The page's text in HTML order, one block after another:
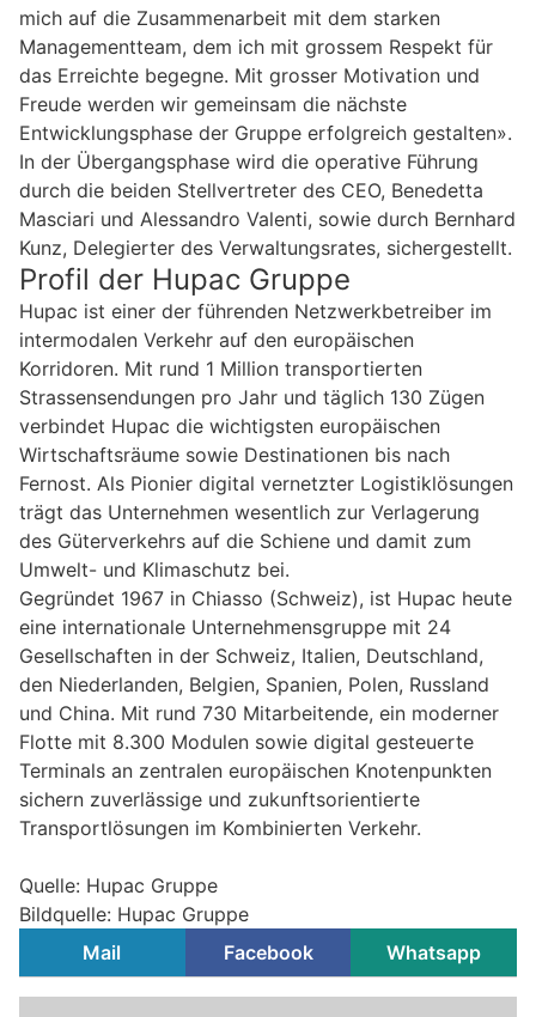
mich auf die Zusammenarbeit mit dem starken
Managementteam, dem ich mit grossem Respekt für
das Erreichte begegne. Mit grosser Motivation und
Freude werden wir gemeinsam die nächste
Entwicklungsphase der Gruppe erfolgreich gestalten».
In der Übergangsphase wird die operative Führung
durch die beiden Stellvertreter des CEO, Benedetta
Masciari und Alessandro Valenti, sowie durch Bernhard
Kunz, Delegierter des Verwaltungsrates, sichergestellt.
Profil der Hupac Gruppe
Hupac ist einer der führenden Netzwerkbetreiber im
intermodalen Verkehr auf den europäischen
Korridoren. Mit rund 1 Million transportierten
Strassensendungen pro Jahr und täglich 130 Zügen
verbindet Hupac die wichtigsten europäischen
Wirtschaftsräume sowie Destinationen bis nach
Fernost. Als Pionier digital vernetzter Logistiklösungen
trägt das Unternehmen wesentlich zur Verlagerung
des Güterverkehrs auf die Schiene und damit zum
Umwelt- und Klimaschutz bei.
Gegründet 1967 in Chiasso (Schweiz), ist Hupac heute
eine internationale Unternehmensgruppe mit 24
Gesellschaften in der Schweiz, Italien, Deutschland,
den Niederlanden, Belgien, Spanien, Polen, Russland
und China. Mit rund 730 Mitarbeitende, ein moderner
Flotte mit 8.300 Modulen sowie digital gesteuerte
Terminals an zentralen europäischen Knotenpunkten
sichern zuverlässige und zukunftsorientierte
Transportlösungen im Kombinierten Verkehr.
Quelle: Hupac Gruppe
Bildquelle: Hupac Gruppe
Mail
Facebook Whatsapp